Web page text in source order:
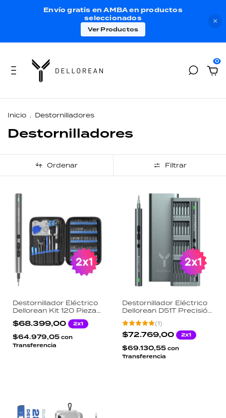
×
Envío gratis en AMBA en productos
seleccionados
Ver Productos
0
Inicio . Destornilladores
Destornilladores
Ordenar Filtrar
Destornillador Eléctrico
Dellorean Kit 120 Piezas
Precisión 180 RPM 3
LED Recargable
Aluminio
$68.399,00 2x1
$64.979,05 con
Transferencia
Destornillador Eléctrico
Dellorean D51T Precisión
51 Puntas Kit
Reparación Celulares
Luz LED USB-C
(1)
$72.769,00 2x1
$69.130,55 con
Transferencia